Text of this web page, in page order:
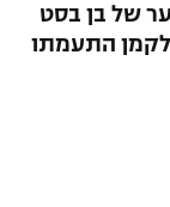
רשם הצלת ענק (90) ושער של בן בסט